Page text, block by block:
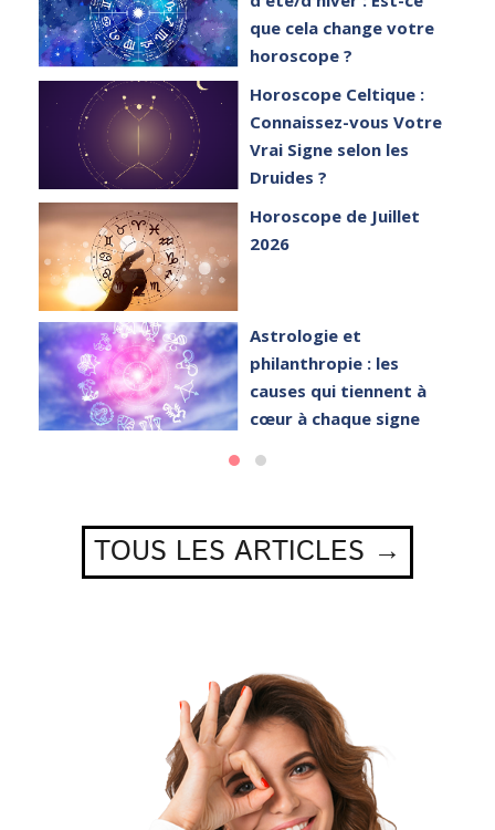
que cela change votre
horoscope ?
Horoscope Celtique :
Connaissez-vous Votre
Vrai Signe selon les
Druides ?
Horoscope de Juillet
2026
Astrologie et
philanthropie : les
causes qui tiennent à
cœur à chaque signe
TOUS LES ARTICLES →